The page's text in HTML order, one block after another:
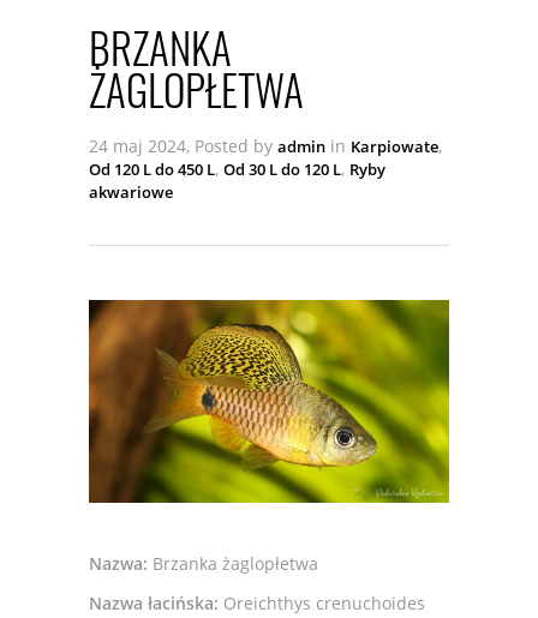
BRZANKA
ŻAGLOPŁETWA
24 maj 2024, Posted by admin in Karpiowate,
Od 120 L do 450 L, Od 30 L do 120 L, Ryby
akwariowe
Nazwa: Brzanka żaglopłetwa
Nazwa łacińska: Oreichthys crenuchoides